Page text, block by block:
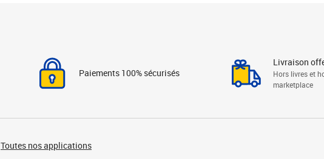
Paiements 100% sécurisés
Livraison
Hors livres et
marketplace
Toutes nos applications